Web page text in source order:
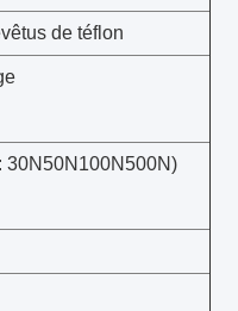
de téflon
30N50N100N500N)